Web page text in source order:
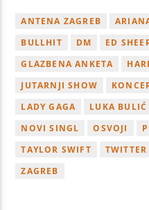
ANTENA ZAGREB
BULLHIT
DM ED
GLAZBENA ANKETA
JUTARNJI SHOW
LADY GAGA
LUKA BULIĆ
NOVI SINGL
OSVOJI
TAYLOR SWIFT
TWITTER
ZAGREB